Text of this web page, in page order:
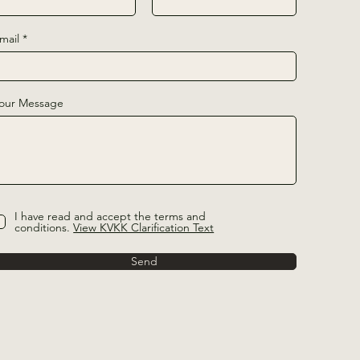
Message
I have read and accept the terms and
conditions. View KVKK Clarification Text
Send